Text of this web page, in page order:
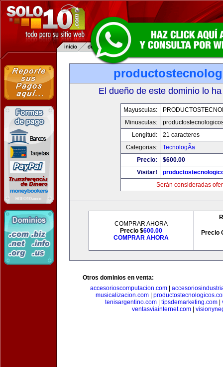
El dueño de este dominio lo
Mayusculas:
Minusculas:
Longitud:
21 caracteres
Categorias:
TecnologÃ­a
Precio:
$600.00
Visitar!
Serán consideradas
COMPRAR AHORA
Precio $600.00
COMPRAR AHORA
Precio
Otros dominios en venta:
accesorioscomputacion.com
musicalizacion.com|
tenisargentino.com
tipsdemarketing.com
ventasviainternet.com